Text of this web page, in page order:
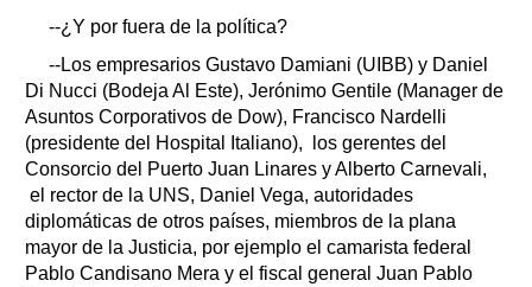
--¿Y por fuera de la política?
--Los empresarios Gustavo Damiani (UIBB) y Daniel
Di Nucci (Bodeja Al Este), Jerónimo Gentile (Manager de
Asuntos Corporativos de Dow), Francisco Nardelli
(presidente del Hospital Italiano), los gerentes del
Consorcio del Puerto Juan Linares y Alberto Carnevali,
el rector de la UNS, Daniel Vega, autoridades
diplomáticas de otros países, miembros de la plana
mayor de la Justicia, por ejemplo el camarista federal
Pablo Candisano Mera y el fiscal general Juan Pablo